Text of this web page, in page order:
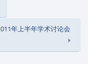
年上半年学术讨论会